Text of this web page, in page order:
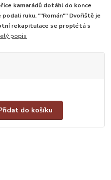
kamarádů dotáhl do konce
ruku. ""Román"" Dvořiště je
rekapitulace se proplétá s
popis
do košíku